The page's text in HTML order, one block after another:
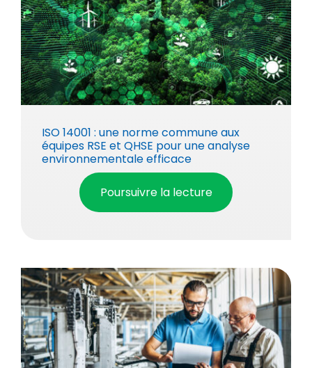
ISO 14001 : une norme commune aux
équipes RSE et QHSE pour une analyse
environnementale efficace
Poursuivre la lecture